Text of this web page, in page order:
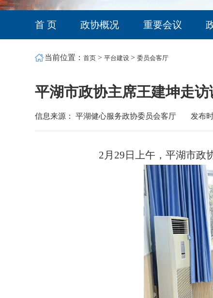
首 页 政协概况 重要会议
当前位置： 首页 > 平台建设 > 委员会客厅
平湖市政协主席王建坤走
信息来源： 平湖健心服务政协委员会客厅 发布
2月29日上午，平湖市政